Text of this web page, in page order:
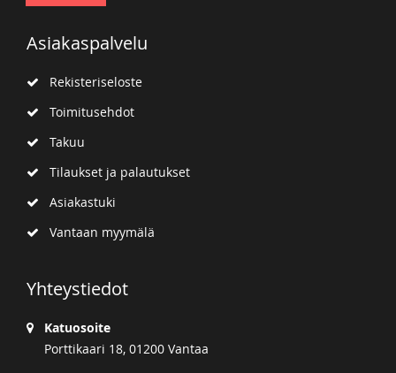
Asiakaspalvelu
Rekisteriseloste
Toimitusehdot
Takuu
Tilaukset ja palautukset
Asiakastuki
Vantaan myymälä
Yhteystiedot
Katuosoite
Porttikaari 18, 01200 Vantaa